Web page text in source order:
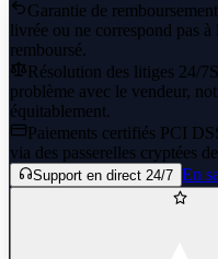
Garantie de
livrée ou ne correspond pas
remboursé.
Résolution des litiges 24/7
problème avec le vendeur,
équitablement.
Paiements certifiés PCI
via des passerelles cryptées
Support en direct 24/7 En